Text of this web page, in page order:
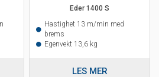
Eder 1400 S
Hastighet 13 m/min med
brems
Egenvekt 13,6 kg
LES MER